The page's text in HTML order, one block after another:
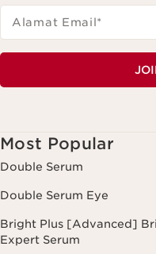
Alamat Email*
Most Popular
Double Serum
Double Serum Eye
Bright Plus [Advanced]
Expert Serum